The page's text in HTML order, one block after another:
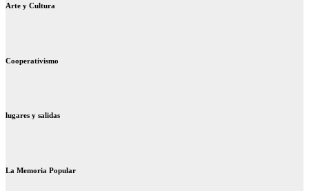
Arte y Cultura
Cooperativismo
lugares y salidas
La Memoria Popular